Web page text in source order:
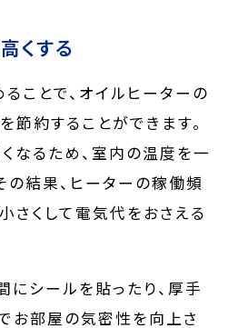
くする
ことで、オイルヒーターの
節約することができます。
なるため、室内の温度を一
の結果、ヒーターの稼働頻
さくして電気代をおさえる
にシールを貼ったり、厚手
お部屋の気密性を向上さ